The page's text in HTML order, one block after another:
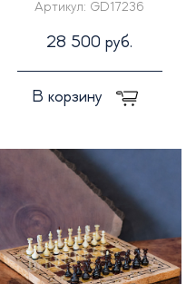
Артикул: GD17236
28 500 руб.
В корзину